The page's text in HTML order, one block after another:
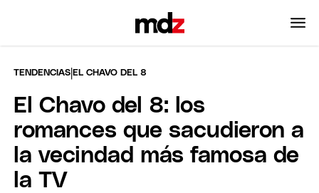
TENDENCIAS |EL CHAVO DEL 8
El Chavo del 8: los
romances que sacudieron a
la vecindad más famosa de
la TV